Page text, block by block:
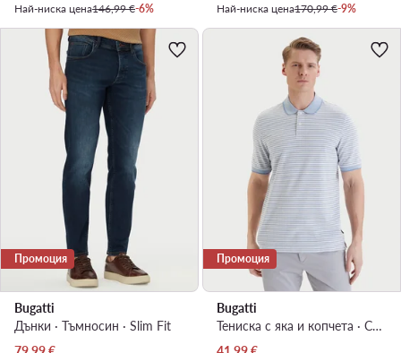
Най-ниска цена146,99 €-6%
Най-ниска цена170,99 €-9%
Промоция
Bugatti
Дънки · Тъмносин · Slim Fit
Промоция
Bugatti
Тениска с яка и копчета · Светлосин